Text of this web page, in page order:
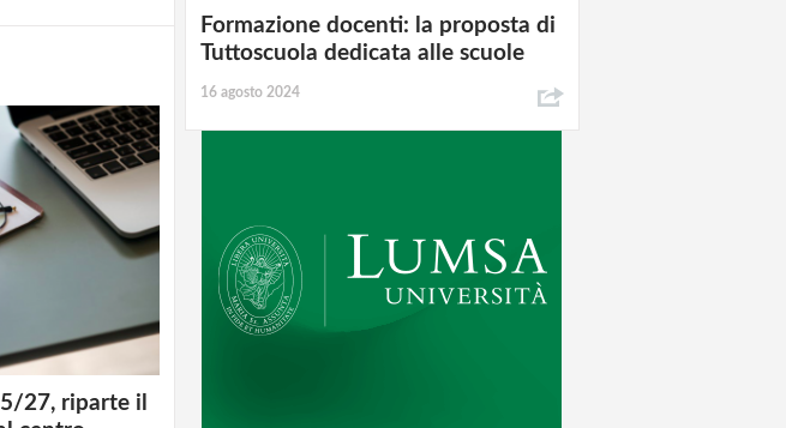
27, riparte il
Formazione docenti: la proposta di
Tuttoscuola dedicata alle scuole
16 agosto 2024